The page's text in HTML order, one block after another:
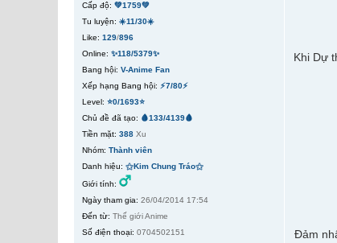
Khi Dự
Đảm
Cấp độ: 💚1759💚
Tu luyện: ☀️11/30☀️
Like: 129/896
Online: ✨118/5379✨
Bang hội: V-Anime Fan
Xếp hạng Bang hội: ⚡7/80⚡
Level: ⭐0/1693⭐
Chủ đề đã tạo: 🩸133/4139🩸
Tiền mặt: 388 Xu
Nhóm: Thành viên
Danh hiệu: ⚝Kim Chung Tráo⚝
Giới tính:
Ngày tham gia: 26/04/2014 17:54
Đến từ: Thế giới Anime
Số điện thoại: 0704502151